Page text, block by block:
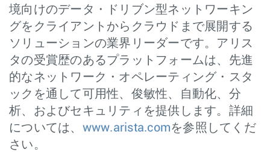
境向けのデータ・ドリブン型ネットワーキン
グをクライアントからクラウドまで展開する
ソリューションの業界リーダーです。アリス
タの受賞歴のあるプラットフォームは、先進
的なネットワーク・オペレーティング・スタ
ックを通して可用性、俊敏性、自動化、分
析、およびセキュリティを提供します。詳細
については、 www.arista.comを参照してくだ
さい。